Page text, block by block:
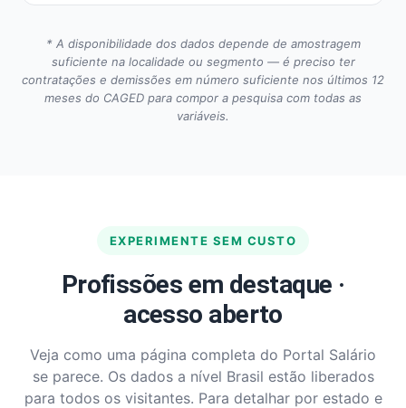
* A disponibilidade dos dados depende de amostragem
suficiente na localidade ou segmento — é preciso ter
contratações e demissões em número suficiente nos últimos 12
meses do CAGED para compor a pesquisa com todas as
variáveis.
EXPERIMENTE SEM CUSTO
Profissões em destaque ·
acesso aberto
Veja como uma página completa do Portal Salário
se parece. Os dados a nível Brasil estão liberados
para todos os visitantes. Para detalhar por estado e